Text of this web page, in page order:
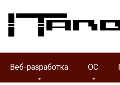
Веб-разработка ОС